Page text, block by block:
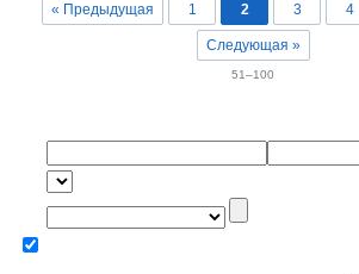
« Предыдущая 1 2 3 4
Следующая »
51–100